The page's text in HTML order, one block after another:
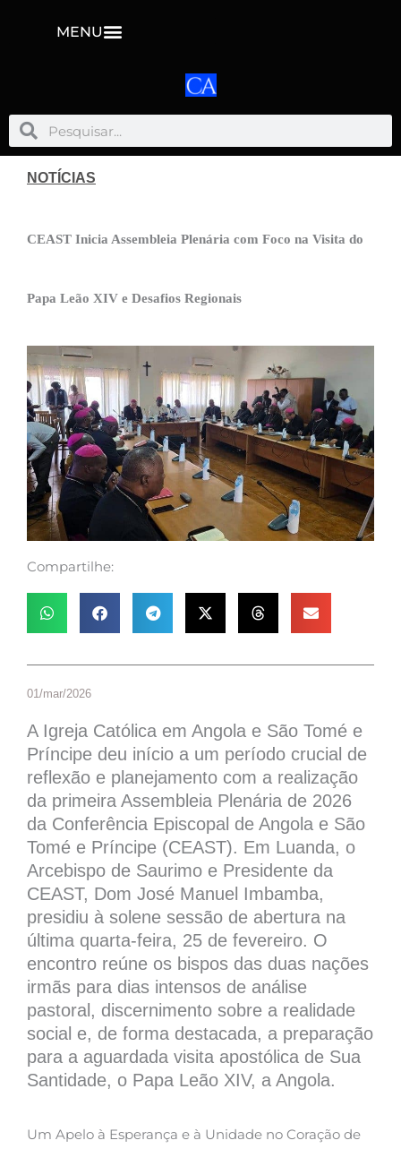
MENU
PesquisarPesquisar
NOTÍCIAS
CEAST Inicia Assembleia Plenária com Foco na Visita do
Papa Leão XIV e Desafios Regionais
Compartilhe:
01/mar/2026
A Igreja Católica em Angola e São Tomé e
Príncipe deu início a um período crucial de
reflexão e planejamento com a realização
da primeira Assembleia Plenária de 2026
da Conferência Episcopal de Angola e São
Tomé e Príncipe (CEAST). Em Luanda, o
Arcebispo de Saurimo e Presidente da
CEAST, Dom José Manuel Imbamba,
presidiu à solene sessão de abertura na
última quarta-feira, 25 de fevereiro. O
encontro reúne os bispos das duas nações
irmãs para dias intensos de análise
pastoral, discernimento sobre a realidade
social e, de forma destacada, a preparação
para a aguardada visita apostólica de Sua
Santidade, o Papa Leão XIV, a Angola.
Um Apelo à Esperança e à Unidade no Coração de